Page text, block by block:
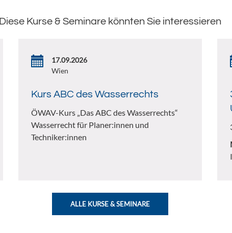
Diese Kurse & Seminare könnten Sie interessieren
17.09.2026
Wien
Kurs ABC des Wasserrechts
ÖWAV-Kurs „Das ABC des Wasserrechts“
Wasserrecht für Planer:innen und
Techniker:innen
ALLE KURSE & SEMINARE